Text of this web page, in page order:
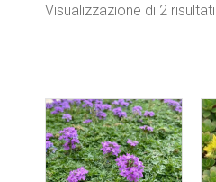
Visualizzazione di 2 risultati